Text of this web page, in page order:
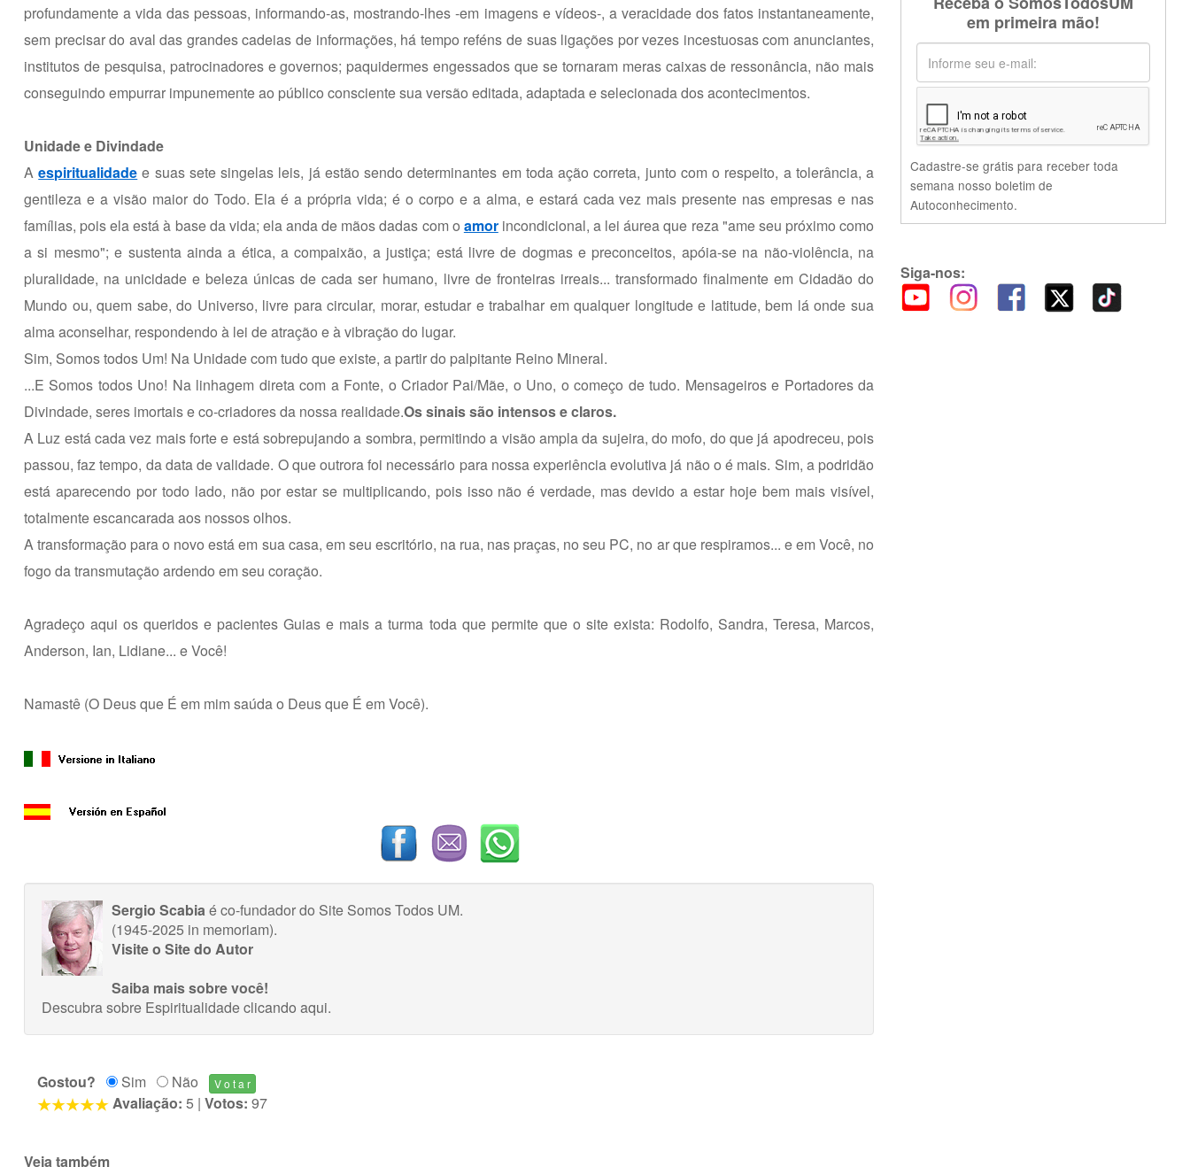
profundamente a vida das pessoas, informando-as, mostrando-lhes -em imagens e vídeos-, a veracidade dos fatos instantaneamente,
sem precisar do aval das grandes cadeias de informações, há tempo reféns de suas ligações por vezes incestuosas com anunciantes,
institutos de pesquisa, patrocinadores e governos; paquidermes engessados que se tornaram meras caixas de ressonância, não mais
conseguindo empurrar impunemente ao público consciente sua versão editada, adaptada e selecionada dos acontecimentos.
Unidade e Divindade
Aespiritualidade e suas sete singelas leis, já estão sendo determinantes em toda ação correta, junto com o respeito, a tolerância, a
gentileza e a visão maior do Todo. Ela é a própria vida; é o corpo e a alma, e estará cada vez mais presente nas empresas e nas
famílias, pois ela está à base da vida; ela anda de mãos dadas com o amorincondicional, a lei áurea que reza "ame seu próximo como
a si mesmo"; e sustenta ainda a ética, a compaixão, a justiça; está livre de dogmas e preconceitos, apóia-se na não-violência, na
pluralidade, na unicidade e beleza únicas de cada ser humano, livre de fronteiras irreais... transformado finalmente em Cidadão do
Mundo ou, quem sabe, do Universo, livre para circular, morar, estudar e trabalhar em qualquer longitude e latitude, bem lá onde sua
alma aconselhar, respondendo à lei de atração e à vibração do lugar.
Sim, Somos todos Um! Na Unidade com tudo que existe, a partir do palpitante Reino Mineral.
...E Somos todos Uno! Na linhagem direta com a Fonte, o Criador Pai/Mãe, o Uno, o começo de tudo. Mensageiros e Portadores da
Divindade, seres imortais e co-criadores da nossa realidade.Os sinais são intensos e claros.
A Luz está cada vez mais forte e está sobrepujando a sombra, permitindo a visão ampla da sujeira, do mofo, do que já apodreceu, pois
passou, faz tempo, da data de validade. O que outrora foi necessário para nossa experiência evolutiva já não o é mais. Sim, a podridão
está aparecendo por todo lado, não por estar se multiplicando, pois isso não é verdade, mas devido a estar hoje bem mais visível,
totalmente escancarada aos nossos olhos.
A transformação para o novo está em sua casa, em seu escritório, na rua, nas praças, no seu PC, no ar que respiramos... e em Você, no
fogo da transmutação ardendo em seu coração.
Agradeço aqui os queridos e pacientes Guias e mais a turma toda que permite que o site exista: Rodolfo, Sandra, Teresa, Marcos,
Anderson, Ian, Lidiane... e Você!
Namastê (O Deus que É em mim saúda o Deus que É em Você).
Sergio Scabiaé co-fundador do Site Somos Todos UM.
(1945-2025 in memoriam).
Visite o Site do Autor
Saiba mais sobre você!
Descubra sobre Espiritualidadeclicando aqui.
Gostou? Sim
Não
Avaliação: 5 | Votos: 97
Veja também
em primeira mão!
Cadastre-se grátis para receber toda
semana nosso boletim de
Autoconhecimento.
Siga-nos: